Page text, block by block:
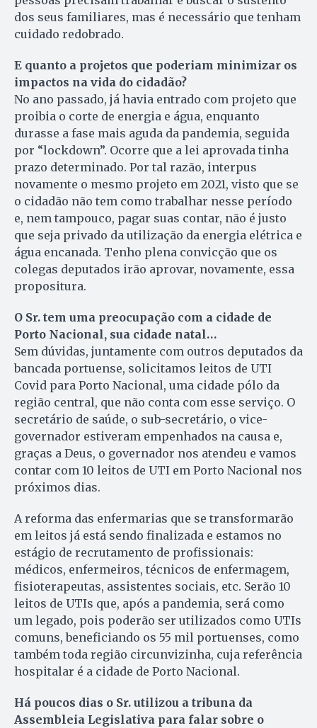
dos seus familiares, mas é necessário que tenham
cuidado redobrado.
E quanto a projetos que poderiam minimizar os
impactos na vida do cidadão?
No ano passado, já havia entrado com projeto que
proibia o corte de energia e água, enquanto
durasse a fase mais aguda da pandemia, seguida
por “lockdown”. Ocorre que a lei aprovada tinha
prazo determinado. Por tal razão, interpus
novamente o mesmo projeto em 2021, visto que se
o cidadão não tem como trabalhar nesse período
e, nem tampouco, pagar suas contar, não é justo
que seja privado da utilização da energia elétrica e
água encanada. Tenho plena convicção que os
colegas deputados irão aprovar, novamente, essa
propositura.
O Sr. tem uma preocupação com a cidade de
Porto Nacional, sua cidade natal…
Sem dúvidas, juntamente com outros deputados da
bancada portuense, solicitamos leitos de UTI
Covid para Porto Nacional, uma cidade pólo da
região central, que não conta com esse serviço. O
secretário de saúde, o sub-secretário, o vice-
governador estiveram empenhados na causa e,
graças a Deus, o governador nos atendeu e vamos
contar com 10 leitos de UTI em Porto Nacional nos
próximos dias.
A reforma das enfermarias que se transformarão
em leitos já está sendo finalizada e estamos no
estágio de recrutamento de profissionais:
médicos, enfermeiros, técnicos de enfermagem,
fisioterapeutas, assistentes sociais, etc. Serão 10
leitos de UTIs que, após a pandemia, será como
um legado, pois poderão ser utilizados como UTIs
comuns, beneficiando os 55 mil portuenses, como
também toda região circunvizinha, cuja referência
hospitalar é a cidade de Porto Nacional.
Há poucos dias o Sr. utilizou a tribuna da
Assembleia Legislativa para falar sobre o